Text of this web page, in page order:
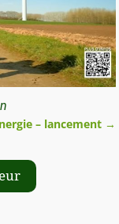
– lancement →